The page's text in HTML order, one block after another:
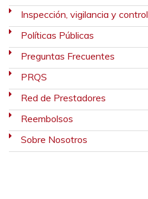
Inspección, vigilancia y control
Políticas Públicas
Preguntas Frecuentes
PRQS
Red de Prestadores
Reembolsos
Sobre Nosotros